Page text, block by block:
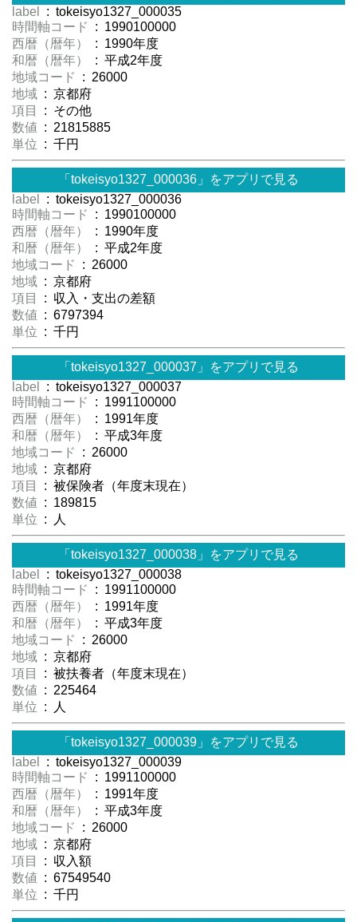
label
: tokeisyo1327_000035
時間軸コード
: 1990100000
西暦（暦年）
: 1990年度
和暦（暦年）
: 平成2年度
地域コード
: 26000
地域 : 京都府
項目
: その他
数値 : 21815885
単位 : 千円
「tokeisyo1327_000036」をアプリで見る
label
: tokeisyo1327_000036
時間軸コード
: 1990100000
西暦（暦年）
: 1990年度
和暦（暦年）
: 平成2年度
地域コード
: 26000
地域 : 京都府
項目
: 収入・支出の差額
数値 : 6797394
単位 : 千円
「tokeisyo1327_000037」をアプリで見る
label
: tokeisyo1327_000037
時間軸コード
: 1991100000
西暦（暦年）
: 1991年度
和暦（暦年）
: 平成3年度
地域コード
: 26000
地域 : 京都府
項目
: 被保険者（年度末現在）
数値 : 189815
単位 : 人
「tokeisyo1327_000038」をアプリで見る
label
: tokeisyo1327_000038
時間軸コード
: 1991100000
西暦（暦年）
: 1991年度
和暦（暦年）
: 平成3年度
地域コード
: 26000
地域 : 京都府
項目
: 被扶養者（年度末現在）
数値 : 225464
単位 : 人
「tokeisyo1327_000039」をアプリで見る
label
: tokeisyo1327_000039
時間軸コード
: 1991100000
西暦（暦年）
: 1991年度
和暦（暦年）
: 平成3年度
地域コード
: 26000
地域 : 京都府
項目
: 収入額
数値 : 67549540
単位 : 千円